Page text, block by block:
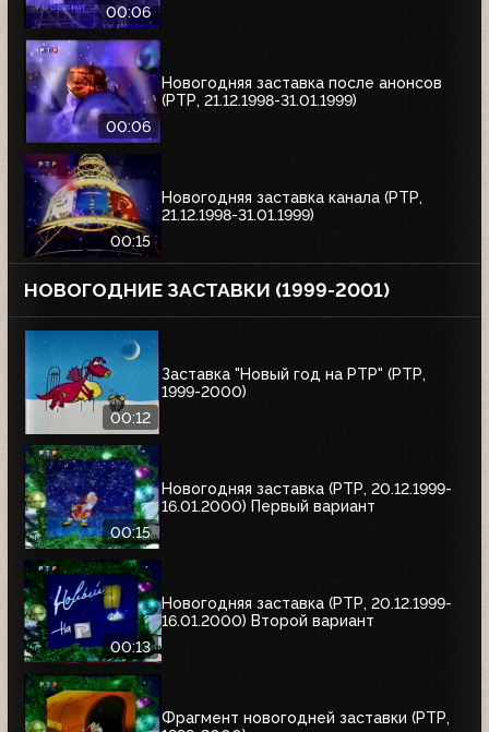
00:06
00:06
Новогодняя заставка после анонсов
(РТР, 21.12.1998-31.01.1999)
00:15
Новогодняя заставка канала (РТР,
21.12.1998-31.01.1999)
НОВОГОДНИЕ ЗАСТАВКИ (1999-2001)
00:12
Заставка "Новый год на РТР" (РТР,
1999-2000)
00:15
Новогодняя заставка (РТР, 20.12.1999-
16.01.2000) Первый вариант
00:13
Новогодняя заставка (РТР, 20.12.1999-
16.01.2000) Второй вариант
Фрагмент новогодней заставки (РТР,